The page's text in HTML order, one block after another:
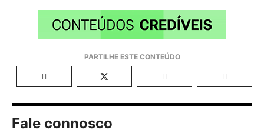
Fale connosco